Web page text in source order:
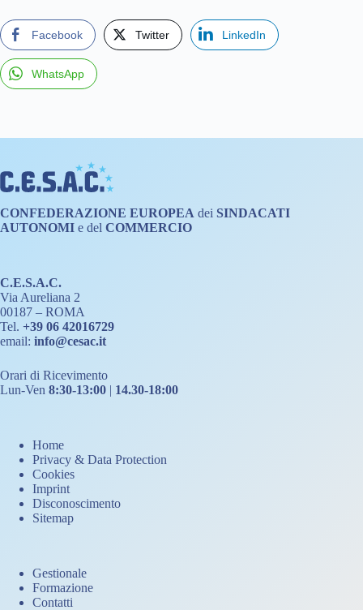
Facebook Twitter LinkedIn
WhatsApp
CONFEDERAZIONE EUROPEA dei SINDACATI
AUTONOMI e del COMMERCIO
C.E.S.A.C.
Via Aureliana 2
00187 – ROMA
Tel. +39 06 42016729
email: info@cesac.it
Orari di Ricevimento
Lun-Ven 8:30-13:00 | 14.30-18:00
Home
Privacy & Data Protection
Cookies
Imprint
Disconoscimento
Sitemap
Gestionale
Formazione
Contatti